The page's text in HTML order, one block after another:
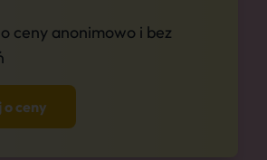
ceny anonimowo i bez
ceny